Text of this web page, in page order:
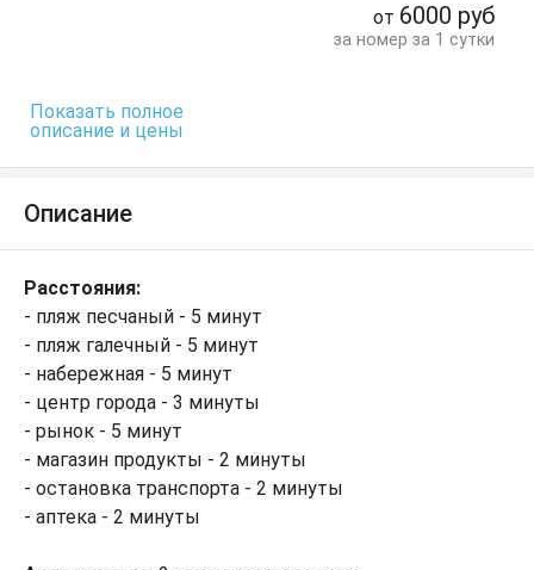
от 6000 руб
за номер за 1 сутки
Показать полное
описание и цены
Описание
Расстояния:
- пляж песчаный - 5 минут
- пляж галечный - 5 минут
- набережная - 5 минут
- центр города - 3 минуты
- рынок - 5 минут
- магазин продукты - 2 минуты
- остановка транспорта - 2 минуты
- аптека - 2 минуты